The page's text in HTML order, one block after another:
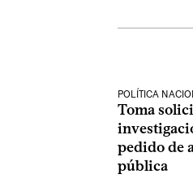
POLÍTICA
Toma
pedido de
pública